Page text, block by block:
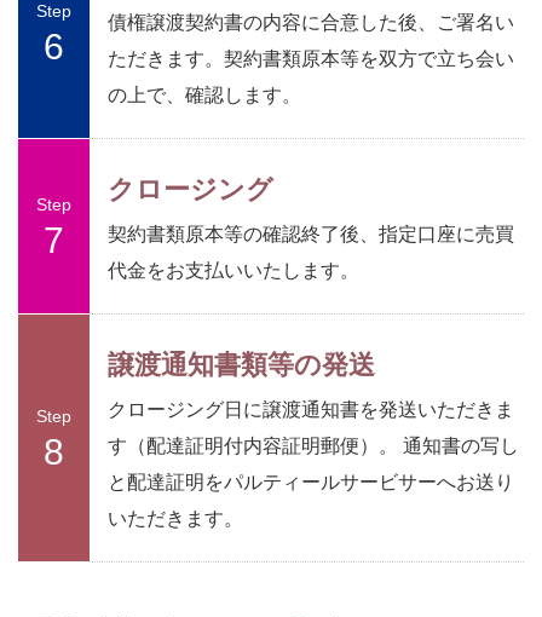
Step
6
債権譲渡契約書の内容に合意した後、ご署名い
ただきます。契約書類原本等を双方で立ち会い
の上で、確認します。
Step
7
クロージング
契約書類原本等の確認終了後、指定口座に売買
代金をお支払いいたします。
Step
8
譲渡通知書類等の発送
クロージング日に譲渡通知書を発送いただきま
す（配達証明付内容証明郵便）。 通知書の写し
と配達証明をパルティールサービサーへお送り
いただきます。